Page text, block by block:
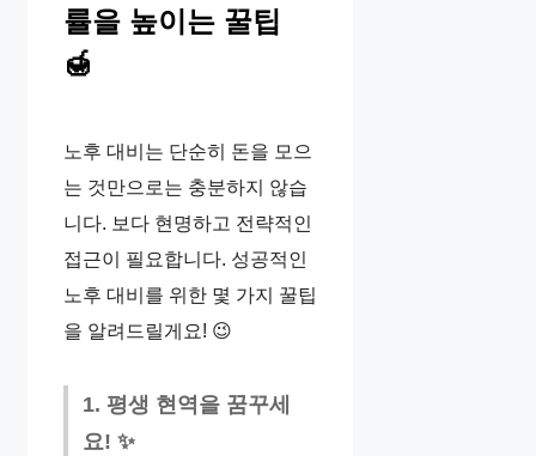
률을 높이는 꿀팁
🍯
노후 대비는 단순히 돈을 모으
는 것만으로는 충분하지 않습
니다. 보다 현명하고 전략적인
접근이 필요합니다. 성공적인
노후 대비를 위한 몇 가지 꿀팁
을 알려드릴게요! 😉
1. 평생 현역을 꿈꾸세
요! ✨